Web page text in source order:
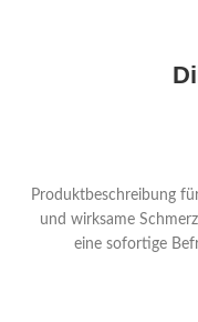
Produktbeschreibung
und wirksame
eine sofortige